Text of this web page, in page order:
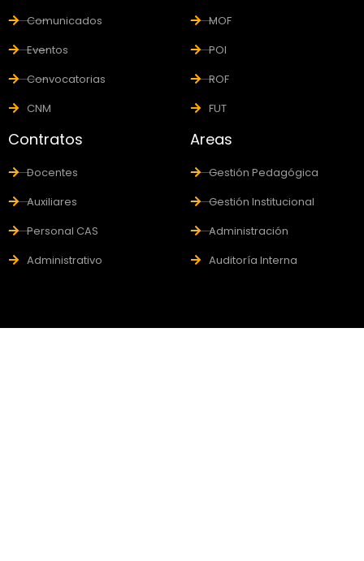
Comunicados
Eventos
Convocatorias
CNM
MOF
POI
ROF
FUT
Contratos
Docentes
Auxiliares
Personal CAS
Administrativo
Areas
Gestión Pedagógica
Gestión Institucional
Administración
Auditoría Interna